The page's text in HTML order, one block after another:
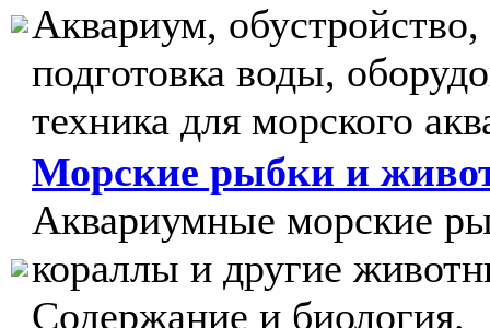
Аквариум, обустройство,
подготовка воды,
техника для морского
Морские рыбки и
Аквариумные морские
кораллы и другие
Содержание и биология.